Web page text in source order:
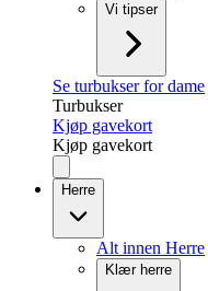
Vi tipser
Se turbukser for dame
Turbukser
Kjøp gavekort
Kjøp gavekort
Herre
Alt innen Herre
Klær herre